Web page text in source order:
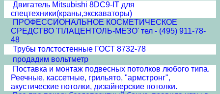
Двигатель Mitsubishi 8DC9-IT для
спецтехники(краны,экскаваторы)
ПРОФЕССИОНАЛЬНОЕ КОСМЕТИЧЕСКОЕ
СРЕДСТВО 'ПЛАЦЕНТОЛЬ-МЕЗО' тел - (495) 911-78-
48
Трубы толстостенные ГОСТ 8732-78
продадим вольтметр
Поставка и монтаж подвесных потолков любого типа.
Реечные, кассетные, грильято, "армстронг",
акустические потолки, дизайнерские потолки.